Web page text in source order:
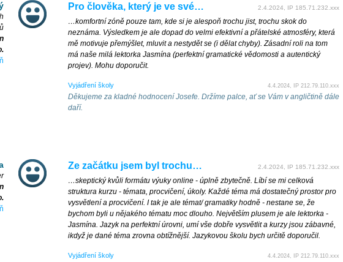
Pro člověka, který je ve své… 2.4.2024, IP 185.71.232.xxx
…komfortní zóně pouze tam, kde si je alespoň trochu jist, trochu skok do
neznáma. Výsledkem je ale dopad do velmi efektivní a přátelské atmosféry, která
mě motivuje přemýšlet, mluvit a nestydět se (i dělat chyby). Zásadní roli na tom
má naše milá lektorka Jasmína (perfektní gramatické vědomosti a autentický
projev). Mohu doporučit.
Vyjádření školy 4.4.2024, IP 212.79.110.xxx
Děkujeme za kladné hodnocení Josefe. Držíme palce, ať se Vám v angličtině dále
daří.
Ze začátku jsem byl trochu… 2.4.2024, IP 185.71.232.xxx
…skeptický kvůli formátu výuky online - úplně zbytečně. Líbí se mi celková
struktura kurzu - témata, procvičení, úkoly. Každé téma má dostatečný prostor pro
vysvětlení a procvičení. I tak je ale témat/ gramatiky hodně - nestane se, že
bychom byli u nějakého tématu moc dlouho. Největším plusem je ale lektorka -
Jasmína. Jazyk na perfektní úrovni, umí vše dobře vysvětlit a kurzy jsou zábavné,
ikdyž je dané téma zrovna obtížnější. Jazykovou školu bych určitě doporučil.
Vyjádření školy 4.4.2024, IP 212.79.110.xxx